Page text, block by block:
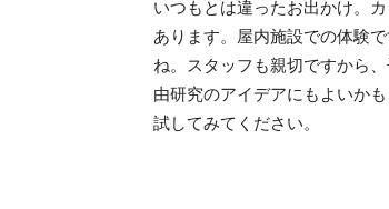
いつもとは違ったお出かけ。
あります。屋内施設での体験
ね。スタッフも親切ですから
由研究のアイデアにもよいか
試してみてください。